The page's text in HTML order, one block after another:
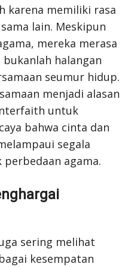
karena memiliki rasa
lain. Meskipun
mereka merasa
halangan
seumur hidup.
menjadi alasan
untuk
bahwa cinta dan
segala
agama.
sering melihat
kesempatan